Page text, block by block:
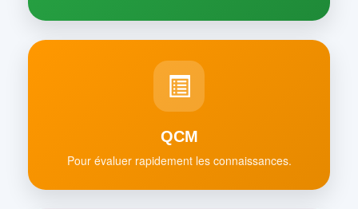
QCM
Pour évaluer rapidement les connaissances.